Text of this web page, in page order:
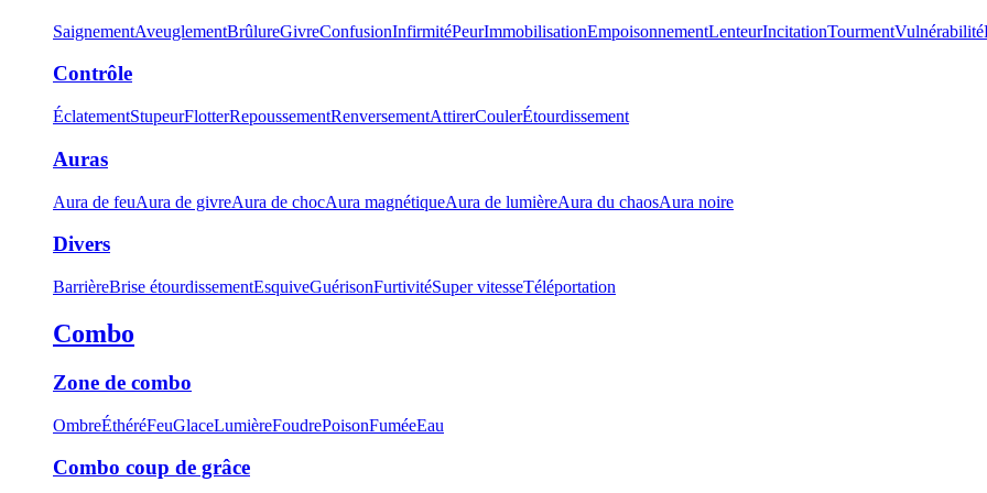
SaignementAveuglementBrûlureGivreConfusionInfirmitéPeurImmobilisationEmpoisonnementLenteurIncitationTourmentVulnérabilité
Contrôle
ÉclatementStupeurFlotterRepoussementRenversementAttirerCoulerÉtourdissement
Auras
Aura de feuAura de givreAura de chocAura magnétiqueAura de lumièreAura du chaosAura noire
Divers
BarrièreBrise étourdissementEsquiveGuérisonFurtivitéSuper vitesseTéléportation
Combo
Zone de combo
OmbreÉthéréFeuGlaceLumièreFoudrePoisonFuméeEau
Combo coup de grâce